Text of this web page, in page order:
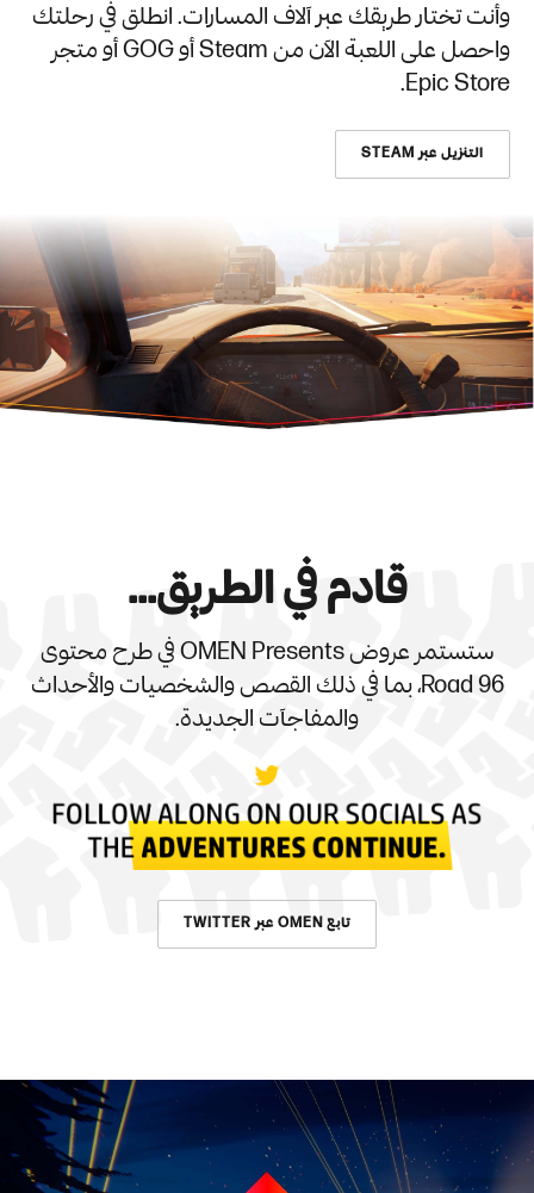
وأنت تختار طريقك عبر آلاف المسارات. انطلق في رحلتك
واحصل على اللعبة الآن من Steam أو GOG أو متجر
Epic Store.
التنزيل عبر STEAM
قادم في الطريق...
ستستمر عروض OMEN Presents في طرح محتوى
Road 96، بما في ذلك القصص والشخصيات والأحداث
والمفاجآت الجديدة.
تابع OMEN عبر TWITTER